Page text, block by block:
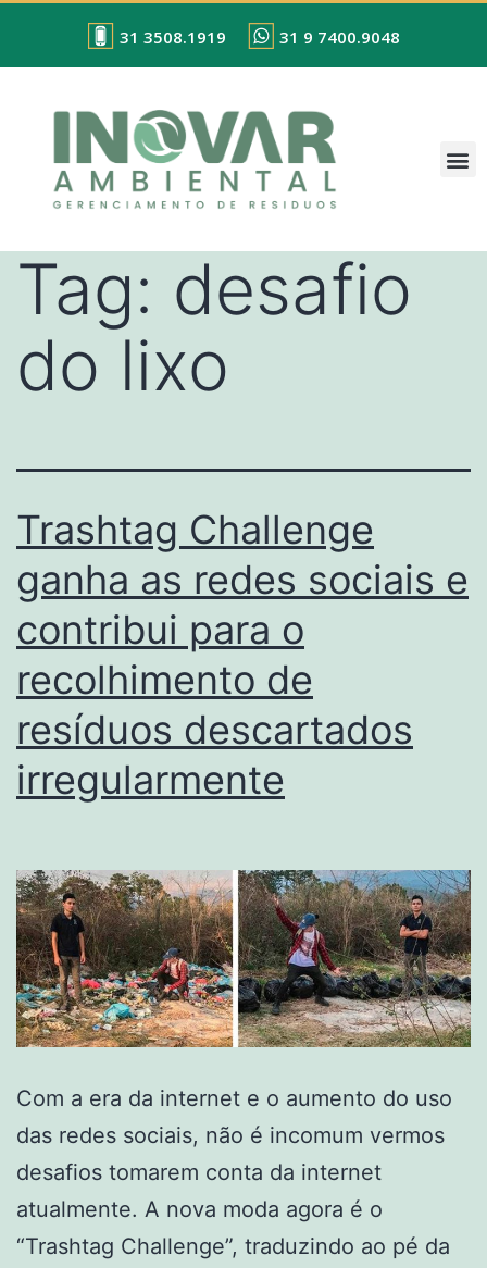
31 3508.1919 31 9 7400.9048
Tag: desafio
do lixo
Trashtag Challenge
ganha as redes sociais e
contribui para o
recolhimento de
resíduos descartados
irregularmente
Com a era da internet e o aumento do uso
das redes sociais, não é incomum vermos
desafios tomarem conta da internet
atualmente. A nova moda agora é o
“Trashtag Challenge”, traduzindo ao pé da